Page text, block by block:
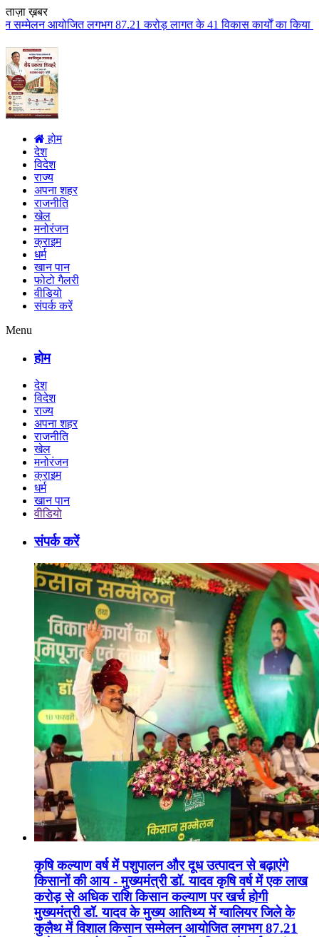
ताज़ा ख़बर
करोड़ लागत के 41 विकास कार्यों का किया लोकार्पण एवं
होम
देश
विदेश
राज्य
अपना शहर
राजनीति
खेल
मनोरंजन
क्राइम
धर्म
खान पान
फोटो गैलरी
वीडियो
संपर्क करें
Menu
होम
देश
विदेश
राज्य
अपना शहर
राजनीति
खेल
मनोरंजन
क्राइम
धर्म
खान पान
वीडियो
संपर्क करें
कृषि कल्याण वर्ष में पशुपालन और दूध उत्पादन से बढ़ाएंगे
किसानों की आय - मुख्यमंत्री डॉ. यादव कृषि वर्ष में एक लाख
करोड़ से अधिक राशि किसान कल्याण पर खर्च होगी
मुख्यमंत्री डॉ. यादव के मुख्य आतिथ्य में ग्वालियर जिले के
कुलैथ में विशाल किसान सम्मेलन आयोजित लगभग 87.21